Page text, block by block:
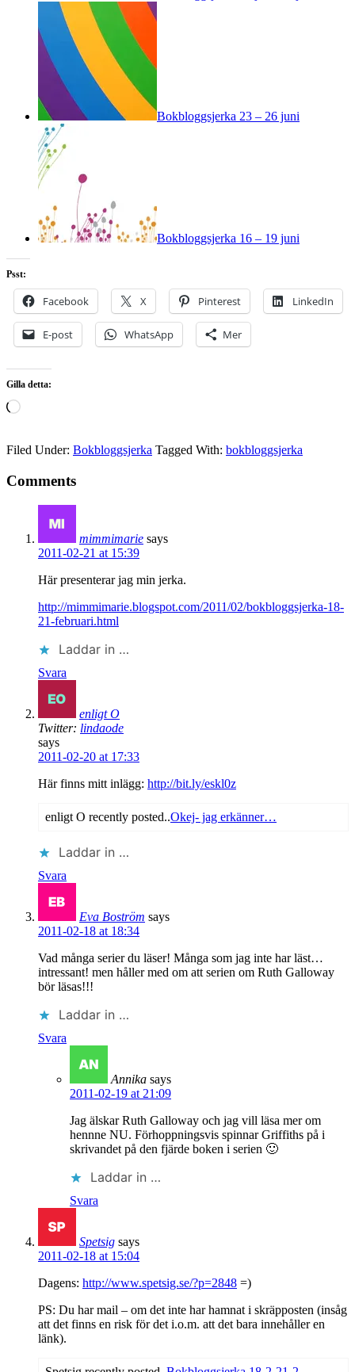
Bokbloggsjerka 23 – 26 juni
Bokbloggsjerka 16 – 19 juni
Psst:
Facebook X Pinterest LinkedIn
E-post WhatsApp Mer
Gilla detta:
Laddar
Filed Under: Bokbloggsjerka Tagged With: bokbloggsjerka
Comments
mimmimarie says
2011-02-21 at 15:39
Här presenterar jag min jerka.
http://mimmimarie.blogspot.com/2011/02/bokbloggsjerka-18-
21-februari.html
Laddar in …
Svara
enligt O
Twitter: lindaode
says
2011-02-20 at 17:33
Här finns mitt inlägg: http://bit.ly/eskl0z
enligt O recently posted..Okej- jag erkänner…
Laddar in …
Svara
Eva Boström says
2011-02-18 at 18:34
Vad många serier du läser! Många som jag inte har läst…
intressant! men håller med om att serien om Ruth Galloway
bör läsas!!!
Laddar in …
Svara
Annika says
2011-02-19 at 21:09
Jag älskar Ruth Galloway och jag vill läsa mer om
hennne NU. Förhoppningsvis spinnar Griffiths på i
skrivandet på den fjärde boken i serien 🙂
Laddar in …
Svara
Spetsig says
2011-02-18 at 15:04
Dagens: http://www.spetsig.se/?p=2848 =)
PS: Du har mail – om det inte har hamnat i skräpposten (insåg
att det finns en risk för det i.o.m. att det bara innehåller en
länk).